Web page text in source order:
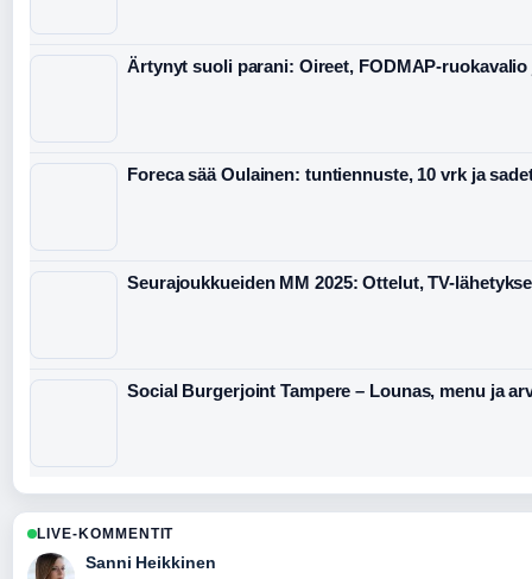
Ärtynyt suoli parani: Oireet, FODMAP-
Foreca sää Oulainen: tuntiennuste, 10 vrk ja
Seurajoukkueiden MM 2025: Ottelut, TV-
Social Burgerjoint Tampere – Lounas, menu ja
LIVE-KOMMENTIT
Sanni Heikkinen